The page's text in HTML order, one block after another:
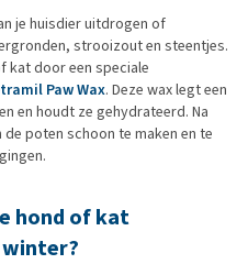
je huisdier uitdrogen of
strooizout en steentjes.
kat door een speciale
Paw Wax. Deze wax legt een
en houdt ze gehydrateerd. Na
poten schoon te maken en te
hond of kat